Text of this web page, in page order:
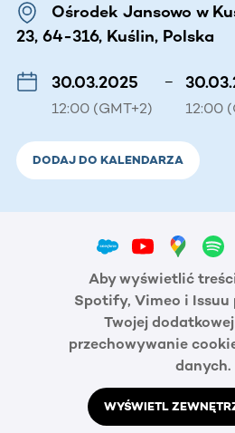
Ośrodek Jansowo w
23, 64-316, Kuślin, Polska
30.03.2025
12:00 (GMT+2)
–
12:00
DODAJ DO KALENDARZA
Aby wyświetlić
Spotify, Vimeo i Issuu
Twojej
przechowywanie
danych.
WYŚWIETL